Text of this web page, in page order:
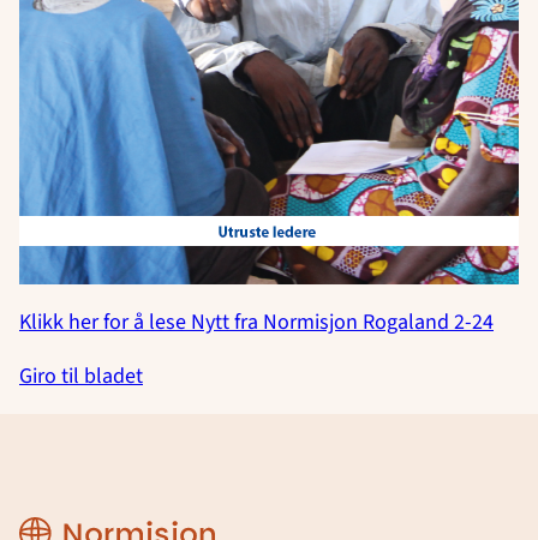
Klikk her for å lese Nytt fra Normisjon Rogaland 2-24
Giro til bladet
Region